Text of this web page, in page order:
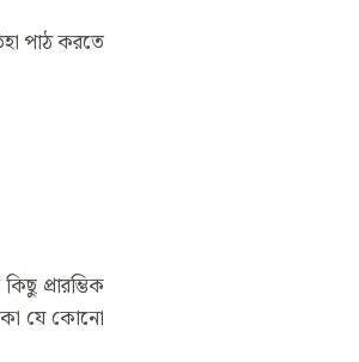
পাঠ করতে
প্রারম্ভিক
যে কোনো